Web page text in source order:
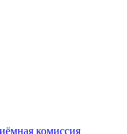
комиссия